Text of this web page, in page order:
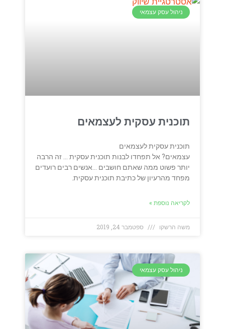
ניהול עסק עצמאי
תוכנית עסקית לעצמאים
תוכנית עסקית לעצמאים
עצמאים? אל תפחדו לבנות תוכנית עסקית … זה הרבה
יותר פשוט ממה שאתם חושבים …אנשים רבים רועדים
מפחד מהרעיון של כתיבת תוכנית עסקית.
לקריאה נוספת »
משה הרשקו ספטמבר 24, 2019
ניהול עסק עצמאי